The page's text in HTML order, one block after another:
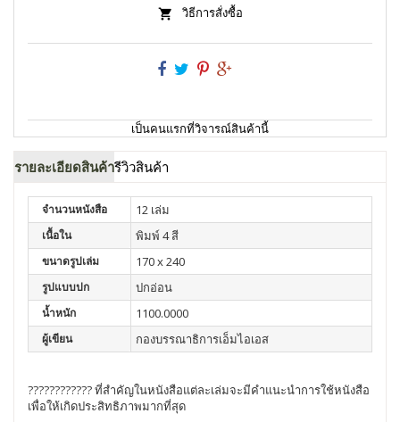
วิธีการสั่งซื้อ
เป็นคนแรกที่วิจารณ์สินค้านี้
รายละเอียดสินค้ารีวิวสินค้า
จำนวนหนังสือ 12 เล่ม
เนื้อใน พิมพ์ 4 สี
ขนาดรูปเล่ม 170 x 240
รูปแบบปก ปกอ่อน
น้ำหนัก 1100.0000
ผู้เขียน กองบรรณาธิการเอ็มไอเอส
???????????? ที่สำคัญในหนังสือแต่ละเล่มจะมีคำแนะนำการใช้หนังสือ
เพื่อให้เกิดประสิทธิภาพมากที่สุด